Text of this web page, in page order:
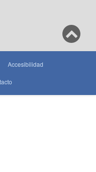
Accesibilidad